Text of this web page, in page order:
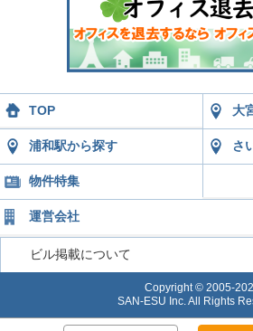
TOP 大
浦和駅から探す さ
物件特集
運営会社
ビル掲載について
Copyright © 2005-
SAN-ESU Inc. All Rights